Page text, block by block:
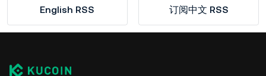
English RSS 订阅中文 RSS